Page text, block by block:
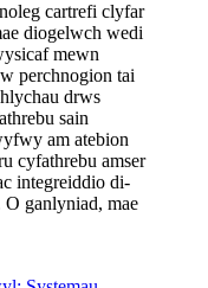
cartrefi clyfar
diogelwch wedi
mewn
perchnogion tai
drws
sain
am atebion
cyfathrebu amser
integreiddio di-
O ganlyniad, mae